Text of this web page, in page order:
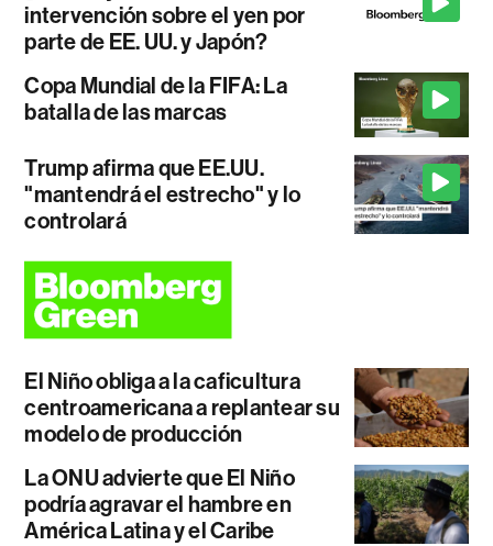
intervención sobre el yen por
parte de EE. UU. y Japón?
Copa Mundial de la FIFA: La
batalla de las marcas
Trump afirma que EE.UU.
"mantendrá el estrecho" y lo
controlará
El Niño obliga a la caficultura
centroamericana a replantear su
modelo de producción
La ONU advierte que El Niño
podría agravar el hambre en
América Latina y el Caribe